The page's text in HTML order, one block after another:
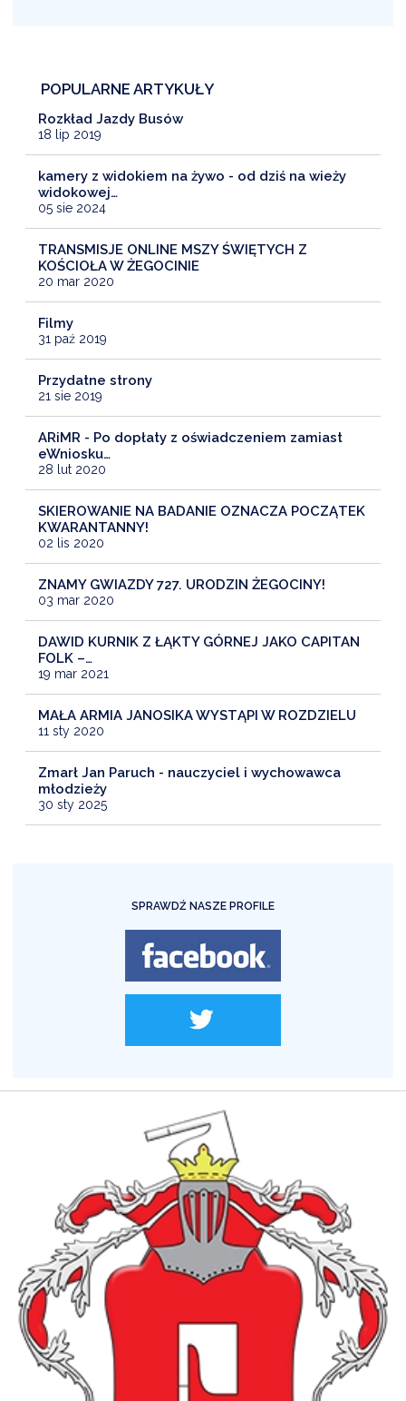
POPULARNE ARTYKUŁY
Rozkład Jazdy Busów
18 lip 2019
kamery z widokiem na żywo - od dziś na wieży
widokowej…
05 sie 2024
TRANSMISJE ONLINE MSZY ŚWIĘTYCH Z
KOŚCIOŁA W ŻEGOCINIE
20 mar 2020
Filmy
31 paź 2019
Przydatne strony
21 sie 2019
ARiMR - Po dopłaty z oświadczeniem zamiast
eWniosku…
28 lut 2020
SKIEROWANIE NA BADANIE OZNACZA POCZĄTEK
KWARANTANNY!
02 lis 2020
ZNAMY GWIAZDY 727. URODZIN ŻEGOCINY!
03 mar 2020
DAWID KURNIK Z ŁĄKTY GÓRNEJ JAKO CAPITAN
FOLK –…
19 mar 2021
MAŁA ARMIA JANOSIKA WYSTĄPI W ROZDZIELU
11 sty 2020
Zmarł Jan Paruch - nauczyciel i wychowawca
młodzieży
30 sty 2025
SPRAWDŹ NASZE PROFILE